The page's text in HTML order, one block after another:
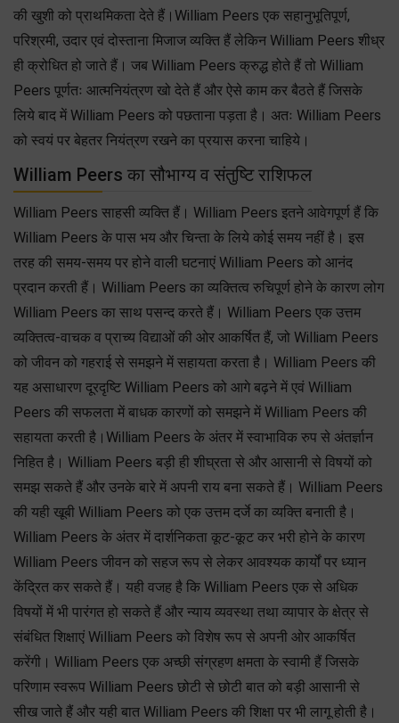
की खुशी को प्राथमिकता देते हैं।William Peers एक सहानुभूतिपूर्ण,
परिश्रमी, उदार एवं दोस्ताना मिजाज व्यक्ति हैं लेकिन William Peers शीध्र
ही क्रोधित हो जाते हैं। जब William Peers क्रुद्ध होते हैं तो William
Peers पूर्णतः आत्मनियंत्रण खो देते हैं और ऐसे काम कर बैठते हैं जिसके
लिये बाद में William Peers को पछताना पड़ता है। अतः William Peers
को स्वयं पर बेहतर नियंत्रण रखने का प्रयास करना चाहिये।
William Peers का सौभाग्य व संतुष्टि राशिफल
William Peers साहसी व्यक्ति हैं। William Peers इतने आवेगपूर्ण हैं कि
William Peers के पास भय और चिन्ता के लिये कोई समय नहीं है। इस
तरह की समय-समय पर होने वाली घटनाएं William Peers को आनंद
प्रदान करती हैं। William Peers का व्यक्तित्व रुचिपूर्ण होने के कारण लोग
William Peers का साथ पसन्द करते हैं। William Peers एक उत्तम
व्यक्तित्व-वाचक व प्राच्य विद्याओं की ओर आकर्षित हैं, जो William Peers
को जीवन को गहराई से समझने में सहायता करता है। William Peers की
यह असाधारण दूरदृष्टि William Peers को आगे बढ़ने में एवं William
Peers की सफलता में बाधक कारणों को समझने में William Peers की
सहायता करती है।William Peers के अंतर में स्वाभाविक रुप से अंतर्ज्ञान
निहित है। William Peers बड़ी ही शीघ्रता से और आसानी से विषयों को
समझ सकते हैं और उनके बारे में अपनी राय बना सकते हैं। William Peers
की यही खूबी William Peers को एक उत्तम दर्जे का व्यक्ति बनाती है।
William Peers के अंतर में दार्शनिकता कूट-कूट कर भरी होने के कारण
William Peers जीवन को सहज रूप से लेकर आवश्यक कार्यों पर ध्यान
केंद्रित कर सकते हैं। यही वजह है कि William Peers एक से अधिक
विषयों में भी पारंगत हो सकते हैं और न्याय व्यवस्था तथा व्यापार के क्षेत्र से
संबंधित शिक्षाएं William Peers को विशेष रूप से अपनी ओर आकर्षित
करेंगी। William Peers एक अच्छी संग्रहण क्षमता के स्वामी हैं जिसके
परिणाम स्वरूप William Peers छोटी से छोटी बात को बड़ी आसानी से
सीख जाते हैं और यही बात William Peers की शिक्षा पर भी लागू होती है।